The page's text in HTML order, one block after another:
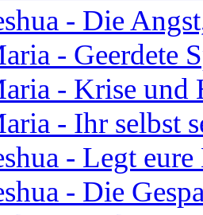
- Die
- Geerdete
- Krise und
- Ihr selbst
- Legt
- Die